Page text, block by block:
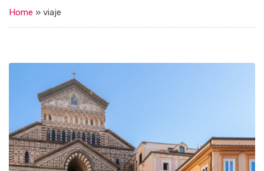
Home » viaje